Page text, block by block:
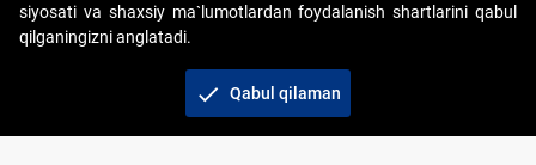
Copyright © 2017-2026. "Elektron onlayn-auksionlarni
tashkil etish" AJ. Barcha huquqlar himoyalangan
siyosati va shaxsiy ma`lumotlardan foydalanish shartlarini qabul
qilganingizni anglatadi.
check Qabul qilaman